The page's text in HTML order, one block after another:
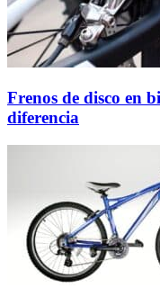
Frenos de disco en
diferencia